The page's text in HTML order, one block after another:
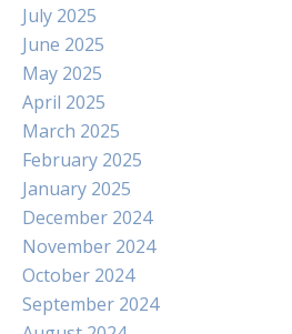
July 2025
June 2025
May 2025
April 2025
March 2025
February 2025
January 2025
December 2024
November 2024
October 2024
September 2024